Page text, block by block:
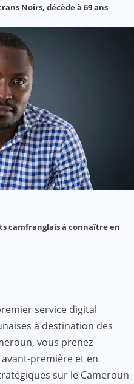
Noirs, décède à 69 ans
camfranglais à connaître en
service digital
à destination des
vous prenez
première et en
sur le Cameroun